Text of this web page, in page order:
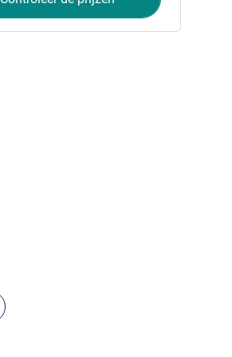
Volgende - Kamer